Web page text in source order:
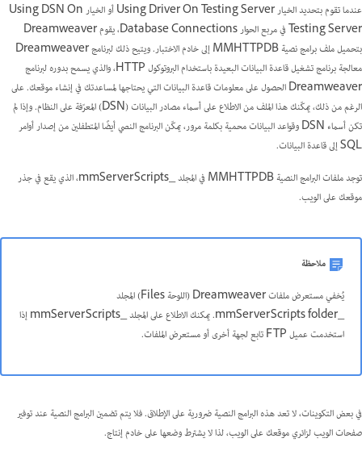
عندما تقوم بتحديد الخيار Using Driver On Testing Server أو الخيار Using DSN On
Testing Server في مربع الحوار Database Connections، يقوم Dreamweaver
بتحميل ملف برامج نصية MMHTTPDB إلى خادم الاختبار. ويتيح ذلك لبرنامج Dreamweaver
معالجة برنامج تشغيل قاعدة البيانات البعيدة باستخدام البروتوكول HTTP، والذي يسمح بدوره لبرنامج
Dreamweaver الحصول على معلومات قاعدة البيانات التي يحتاجها لمساعدتك في إنشاء موقعك. على
الرغم من ذلك، يمكّنك هذا الملف من الاطلاع على أسماء مصادر البيانات (DSN) المعرّفة على النظام. وإذا لم
تكن أسماء DSN وقواعد البيانات محمية بكلمة مرور، يمكّن البرنامج النصي أيضًا المتطفلين من إصدار أوامر
SQL إلى قاعدة البيانات.
توجد ملفات البرامج النصية MMHTTPDB في المجلد _mmServerScripts، الذي يقع في جذر
موقعك على الويب.
ملاحظة
يُخفي مستعرض ملفات Dreamweaver (اللوحة Files) المجلد
_mmServerScripts folder. يمكنك الاطلاع على المجلد _mmServerScripts إذا
استخدمت عميل FTP تابع لجهة أخرى أو مستعرض الملفات.
في بعض التكوينات، لا تعد هذه البرامج النصية ضرورية على الإطلاق. فلا يتم تضمين البرامج النصية عند توفير
صفحات الويب لزائري موقعك على الويب، لذا لا يشترط وضعها على خادم إنتاج.